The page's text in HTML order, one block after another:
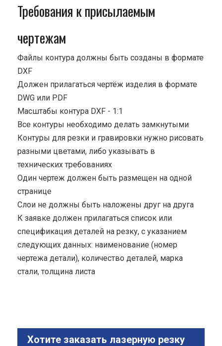
Требования к присылаемым
чертежам
Файлы контура должны быть созданы в формате
DXF
Должен прилагаться чертёж изделия в формате
DWG или PDF
Масштабы контура DXF - 1:1
Все контуры необходимо делать замкнутыми
Контуры для резки и гравировки нужно рисовать
разными цветами, либо указывать в
технических требованиях
Один чертеж должен быть размещен на одной
странице
Cлои не должны быть наложены друг на друга
К заявке должен прилагаться список или
спецификация деталей на резку, с указанием
следующих данных: наименование (номер
чертежа детали), количество деталей, марка
стали, толщина листа
Хотите заказать лазерную резку